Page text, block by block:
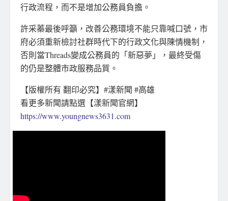
行政流程，而不是增加公務員負擔。
許采蓁最後呼籲，改善公務環境不能只靠喊口號，市
府必須重新檢討社群時代下的行政文化與陳情機制，
否則當Threads變成公務員的「新惡夢」，最終受傷
的仍是整體市政服務品質。
【版權所有 翻印必究】#漾新聞 #高雄
看更多新聞請點選【漾新聞官網】
https://www.youngnews3631.com